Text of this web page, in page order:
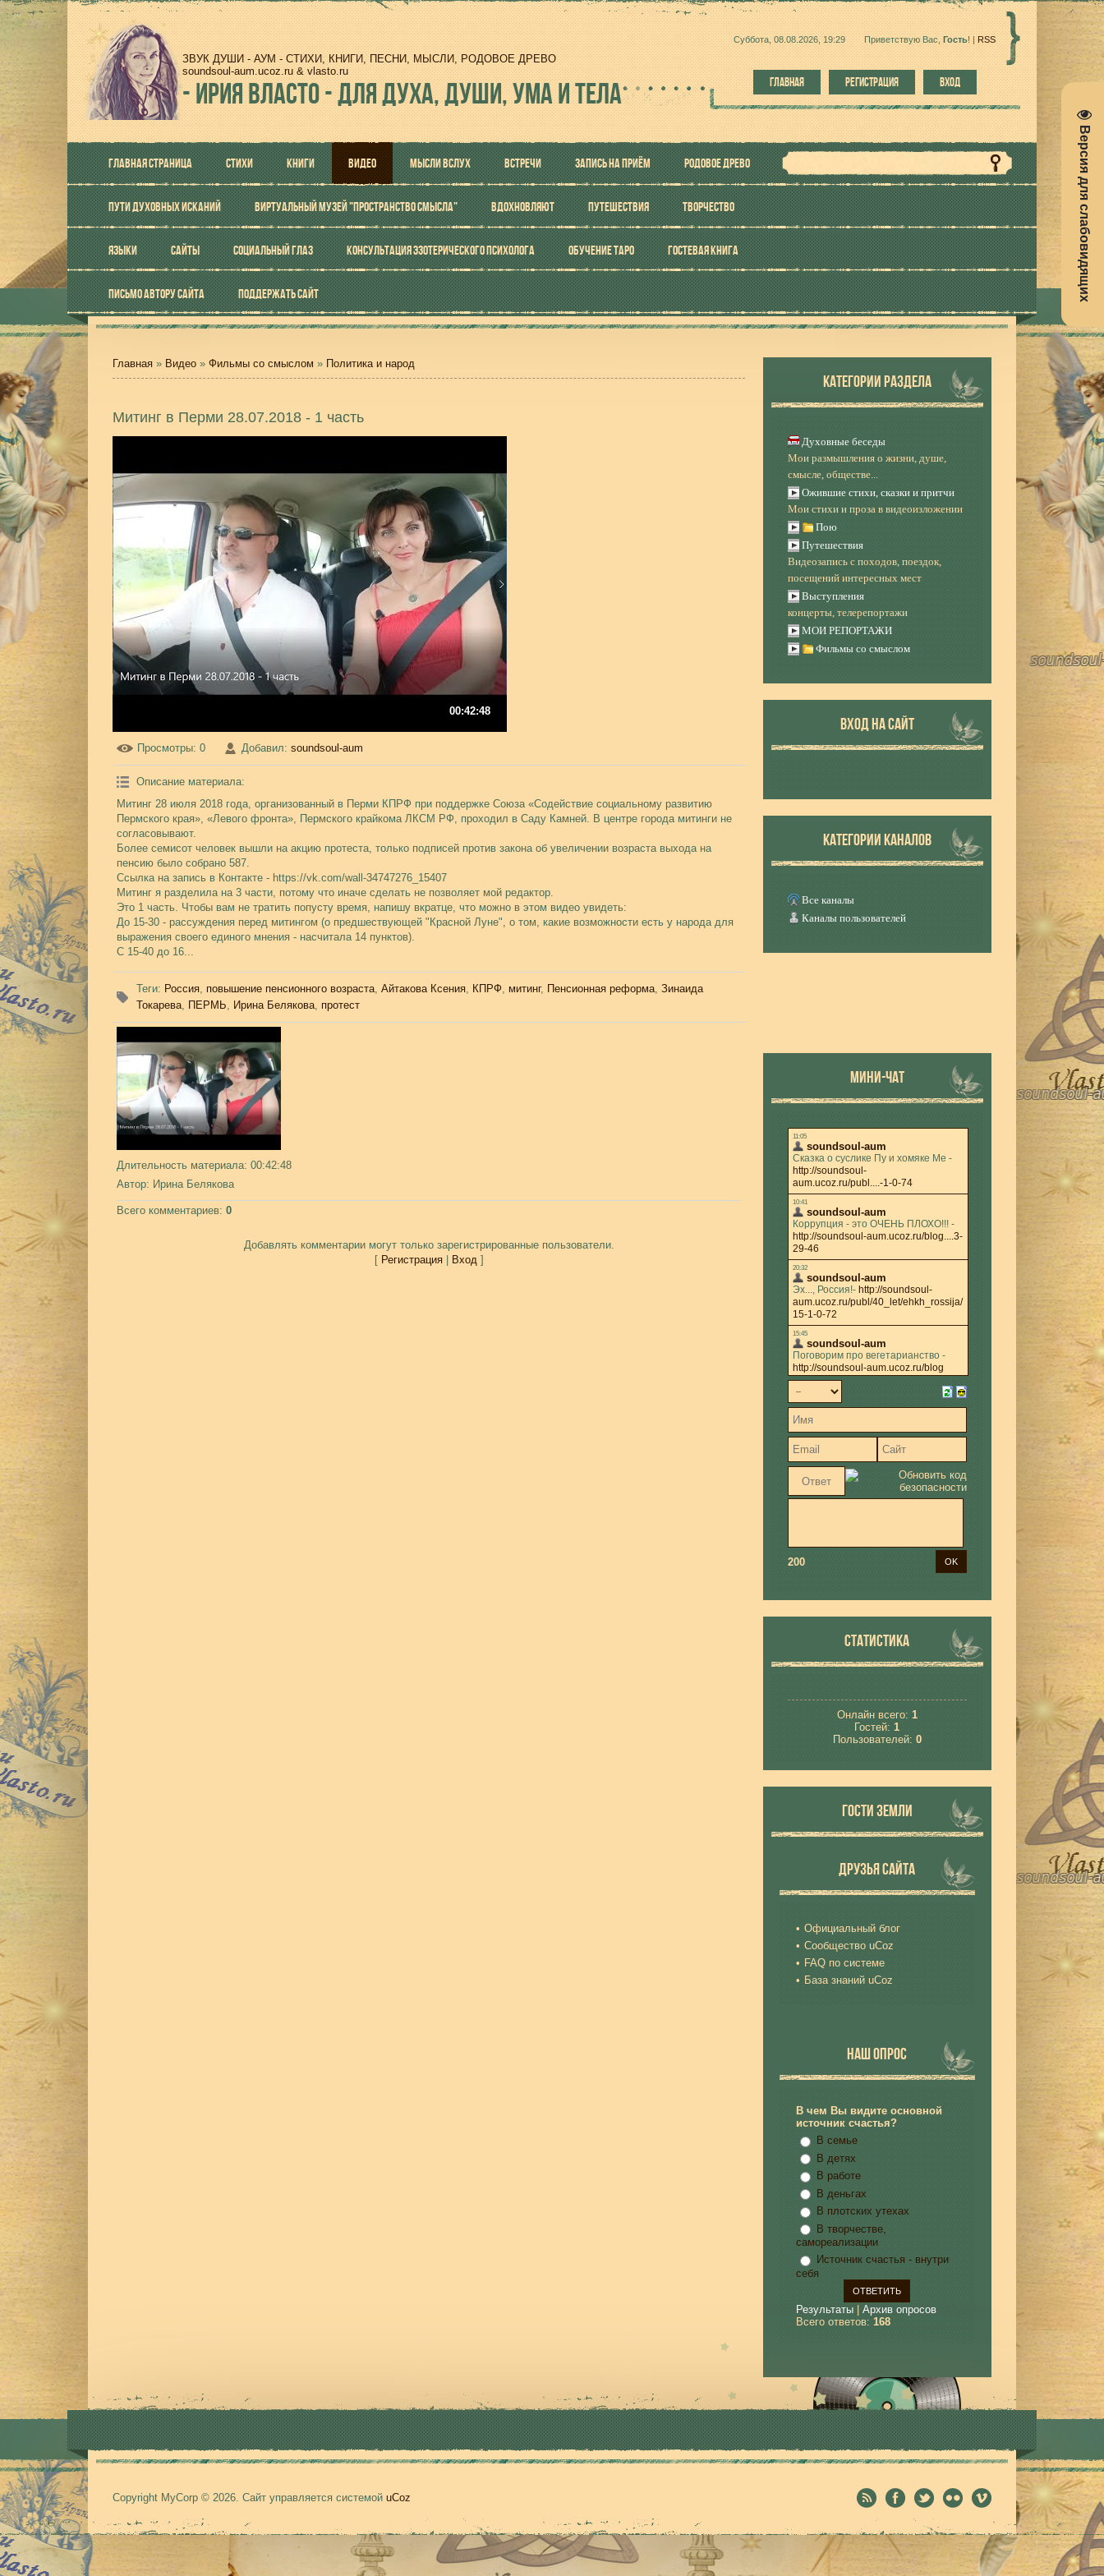
Версия для слабовидящих
ЗВУК ДУШИ - АУМ - СТИХИ, КНИГИ, ПЕСНИ, МЫСЛИ, РОДОВОЕ ДРЕВО
soundsoul-aum.ucoz.ru & vlasto.ru
-ИРИЯ ВЛАСТО - ДЛЯ ДУХА, ДУШИ, УМА И ТЕЛА
Суббота, 08.08.2026, 19:29 Приветствую Вас Гость! | RSS
ГЛАВНАЯ РЕГИСТРАЦИЯ ВХОД
ГЛАВНАЯ СТРАНИЦА СТИХИ КНИГИ ВИДЕО МЫСЛИ ВСЛУХ ВСТРЕЧИ ЗАПИСЬ НА ПРИЁМ РОДОВОЕ ДРЕВО
ПУТИ ДУХОВНЫХ ИСКАНИЙ ВИРТУАЛЬНЫЙ МУЗЕЙ "ПРОСТРАНСТВО СМЫСЛА" ВДОХНОВЛЯЮТ ПУТЕШЕСТВИЯ ТВОРЧЕСТВО
ЯЗЫКИ САЙТЫ СОЦИАЛЬНЫЙ ГЛАЗ КОНСУЛЬТАЦИЯ ЭЗОТЕРИЧЕСКОГО ПСИХОЛОГА ОБУЧЕНИЕ ТАРО ГОСТЕВАЯ КНИГА
ПИСЬМО АВТОРУ САЙТА ПОДДЕРЖАТЬ САЙТ
Главная » Видео » Фильмы со смыслом » Политика и народ
Митинг в Перми 28.07.2018 - 1 часть
00:42:48
Просмотры: 0 Добавил: soundsoul-aum
Описание материала:
Митинг 28 июля 2018 года, организованный в Перми КПРФ при поддержке Союза «Содействие социальному развитию
Пермского края», «Левого фронта», Пермского крайкома ЛКСМ РФ, проходил в Саду Камней. В центре города митинги не
согласовывают.
Более семисот человек вышли на акцию протеста, только подписей против закона об увеличении возраста выхода на
пенсию было собрано 587.
Ссылка на запись в Контакте - https://vk.com/wall-34747276_15407
Митинг я разделила на 3 части, потому что иначе сделать не позволяет мой редактор.
Это 1 часть. Чтобы вам не тратить попусту время, напишу вкратце, что можно в этом видео увидеть:
До 15-30 - рассуждения перед митингом (о предшествующей "Красной Луне", о том, какие возможности есть у народа для
выражения своего единого мнения - насчитала 14 пунктов).
С 15-40 до 16...
Теги: Россия, повышение пенсионного возраста, Айтакова Ксения, КПРФ, митинг, Пенсионная реформа, Зинаида
Токарева, ПЕРМЬ, Ирина Белякова, протест
Длительность материала: 00:42:48
Автор: Ирина Белякова
Всего комментариев: 0
Добавлять комментарии могут только зарегистрированные пользователи.
[ Регистрация| Вход]
КАТЕГОРИИ РАЗДЕЛА
Духовные беседы
Мои размышления о жизни, душе,
смысле, обществе...
Ожившие стихи, сказки и притчи
Мои стихи и проза в видеоизложении
Пою
Путешествия
Видеозапись с походов, поездок,
посещений интересных мест
Выступления
концерты, телерепортажи
МОИ РЕПОРТАЖИ
Фильмы со смыслом
ВХОД НА САЙТ
КАТЕГОРИИ КАНАЛОВ
Все каналы
Каналы пользователей
МИНИ-ЧАТ
200
СТАТИСТИКА
Онлайн всего: 1
Гостей:1
Пользователей: 0
ГОСТИ ЗЕМЛИ
ДРУЗЬЯ САЙТА
Официальный блог
Сообщество uCoz
FAQ по системе
База знаний uCoz
НАШ ОПРОС
В чем Вы видите основной
источник счастья?
В семье
В детях
В работе
В деньгах
В плотских утехах
В творчестве,
самореализации
Источник счастья - внутри
себя
Результаты| Архив опросов
Всего ответов: 168
Copyright MyCorp © 2026. Сайт управляется системой uCoz